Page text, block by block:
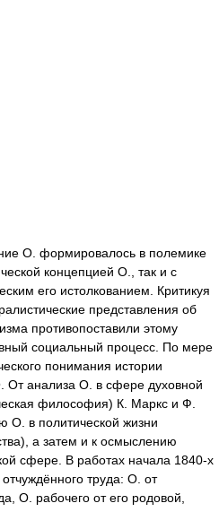
О. формировалось в полемике
концепцией О., так и с
его истолкованием. Критикуя
представления об
противопоставили этому
социальный процесс. По мере
понимания истории
От анализа О. в сфере духовной
философия) К. Маркс и Ф.
О. в политической жизни
а затем и к осмыслению
сфере. В работах начала 1840-х
труда: О. от
О. рабочего от его родовой,